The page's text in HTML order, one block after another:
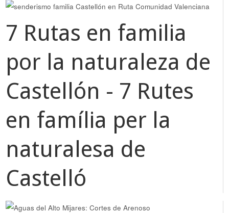
7 Rutas en familia
por la naturaleza de
Castellón - 7 Rutes
en família per la
naturalesa de
Castelló